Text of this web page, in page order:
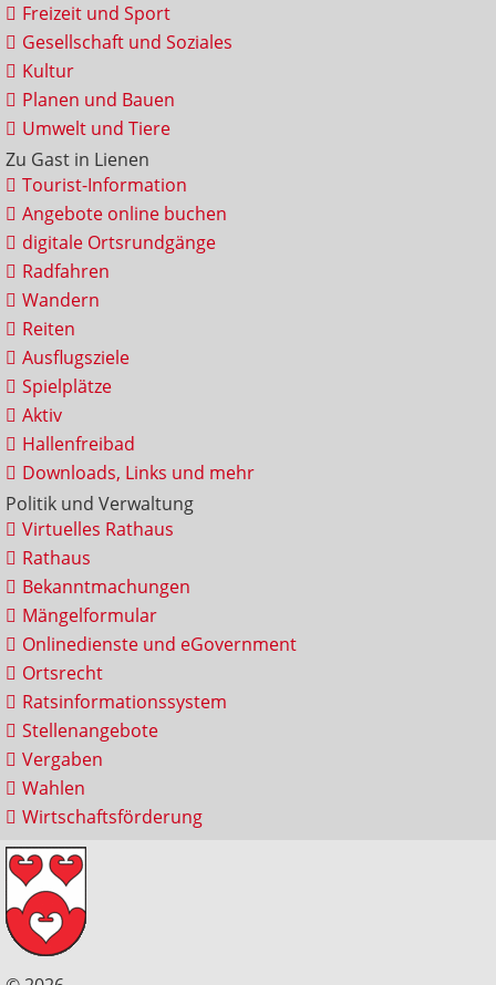
Freizeit und Sport
Gesellschaft und Soziales
Kultur
Planen und Bauen
Umwelt und Tiere
Zu Gast in Lienen
Tourist-Information
Angebote online buchen
digitale Ortsrundgänge
Radfahren
Wandern
Reiten
Ausflugsziele
Spielplätze
Aktiv
Hallenfreibad
Downloads, Links und mehr
Politik und Verwaltung
Virtuelles Rathaus
Rathaus
Bekanntmachungen
Mängelformular
Onlinedienste und eGovernment
Ortsrecht
Ratsinformationssystem
Stellenangebote
Vergaben
Wahlen
Wirtschaftsförderung